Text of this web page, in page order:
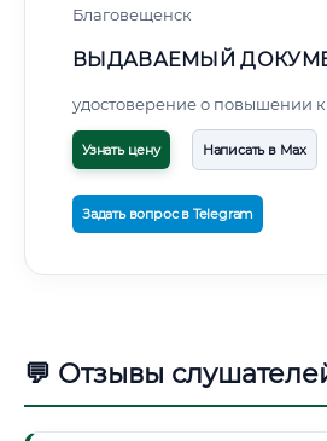
Благовещенск
ВЫДАВАЕМЫЙ
удостоверение о повышении
Узнать цену Написать в Max
Задать вопрос в Telegram
💬 Отзывы